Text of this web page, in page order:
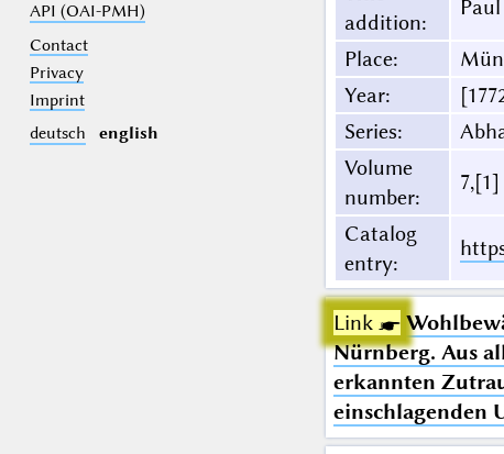
API (OAI-PMH)
Contact
Privacy
Imprint
deutsch
english
addition:
Place:
Year:
Series:
Volume
number:
7,[1]
Catalog
entry:
Link ☛
Nürnberg. Aus
erkannten
einschlagenden